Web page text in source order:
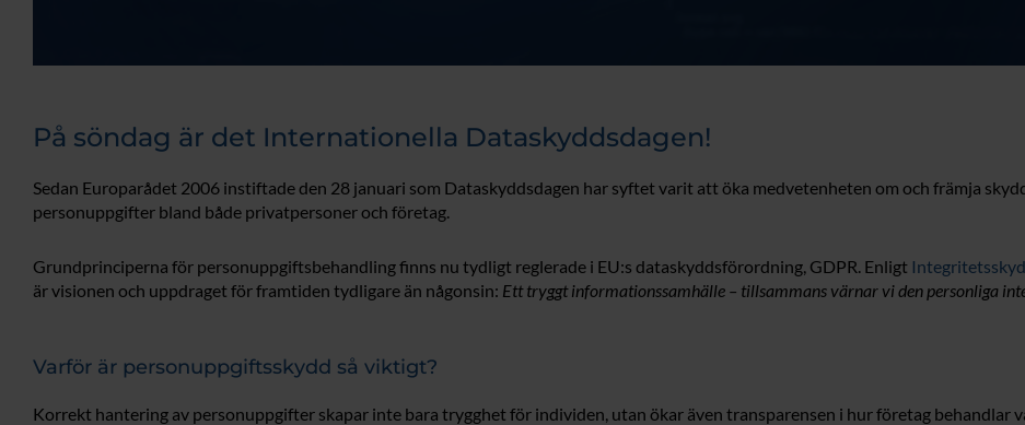
På söndag är det Internationella Dataskyddsdagen!
Sedan Europarådet 2006 instiftade den 28 januari som Dataskyddsdagen har syftet varit att öka medvetenheten om och främja
personuppgifter bland både privatpersoner och företag.
Grundprinciperna för personuppgiftsbehandling finns nu tydligt reglerade i EU:s dataskyddsförordning, GDPR. Enligt
är visionen och uppdraget för framtiden tydligare än någonsin: Ett tryggt informationssamhälle – tillsammans värnar vi den personliga
Varför är personuppgiftsskydd så viktigt?
Korrekt hantering av personuppgifter skapar inte bara trygghet för individen, utan ökar även transparensen i hur företag behandlar